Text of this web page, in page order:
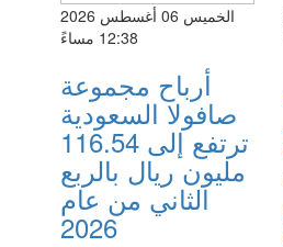
الخميس 06 أغسطس 2026
12:38 مساءً
أرباح مجموعة
صافولا السعودية
ترتفع إلى 116.54
مليون ريال بالربع
الثاني من عام
2026